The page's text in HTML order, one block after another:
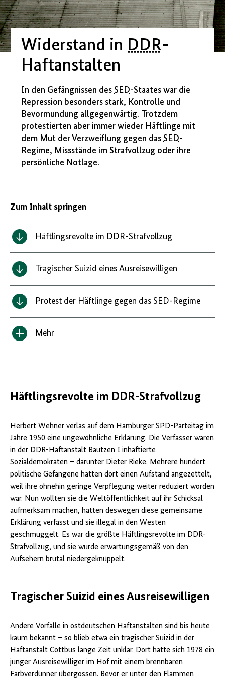
Widerstand in DDR-
Haftanstalten
In den Gefängnissen des SED-Staates war die
Repression besonders stark, Kontrolle und
Bevormundung allgegenwärtig. Trotzdem
protestierten aber immer wieder Häftlinge mit
dem Mut der Verzweiflung gegen das SED-
Regime, Missstände im Strafvollzug oder ihre
persönliche Notlage.
Zum Inhalt springen
Häftlingsrevolte im DDR-Strafvollzug
Tragischer Suizid eines Ausreisewilligen
Protest der Häftlinge gegen das SED-Regime
Inhalt
Mehr
Häftlingsrevolte im DDR-Strafvollzug
Herbert Wehner verlas auf dem Hamburger SPD-Parteitag im
Jahre 1950 eine ungewöhnliche Erklärung. Die Verfasser waren
in der DDR-Haftanstalt Bautzen I inhaftierte
Sozialdemokraten – darunter Dieter Rieke. Mehrere hundert
politische Gefangene hatten dort einen Aufstand angezettelt,
weil ihre ohnehin geringe Verpflegung weiter reduziert worden
war. Nun wollten sie die Weltöffentlichkeit auf ihr Schicksal
aufmerksam machen, hatten deswegen diese gemeinsame
Erklärung verfasst und sie illegal in den Westen
geschmuggelt. Es war die größte Häftlingsrevolte im DDR-
Strafvollzug, und sie wurde erwartungsgemäß von den
Aufsehern brutal niedergeknüppelt.
Tragischer Suizid eines Ausreisewilligen
Andere Vorfälle in ostdeutschen Haftanstalten sind bis heute
kaum bekannt – so blieb etwa ein tragischer Suizid in der
Haftanstalt Cottbus lange Zeit unklar. Dort hatte sich 1978 ein
junger Ausreisewilliger im Hof mit einem brennbaren
Farbverdünner übergossen. Bevor er unter den Flammen